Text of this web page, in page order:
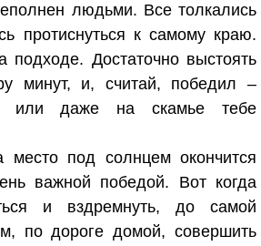
людьми. Все толкались
протиснуться к самому краю.
подходе. Достаточно выстоять
минут, и, считай, победил –
или даже на скамье тебе
место под солнцем окончится
важной победой. Вот когда
и вздремнуть, до самой
по дороге домой, совершить